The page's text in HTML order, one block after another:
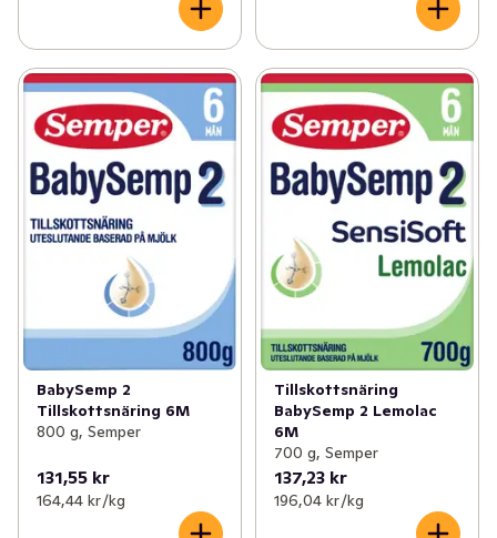
BabySemp 2
Tillskottsnäring 6M
800 g, Semper
131,55 kr
164,44 kr /kg
Tillskottsnäring
BabySemp 2 Lemolac
6M
700 g, Semper
137,23 kr
196,04 kr /kg